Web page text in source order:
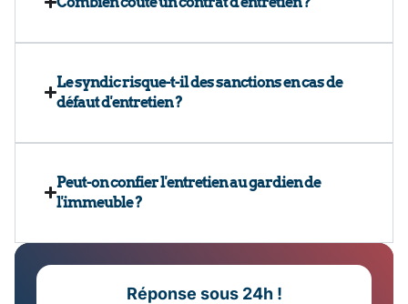
Le syndic risque-t-il des sanctions en cas de
défaut d'entretien ?
Peut-on confier l'entretien au gardien de
l'immeuble ?
Réponse sous 24h !